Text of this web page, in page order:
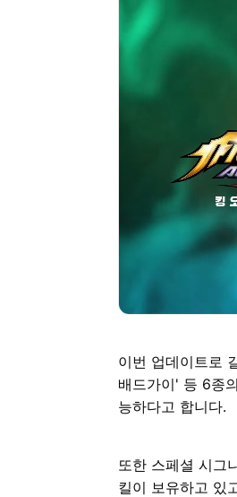
이번 업데이트로
배드가이' 등 6종
능하다고 합니다.
또한 스페셜 시그
킬이 보유하고 있